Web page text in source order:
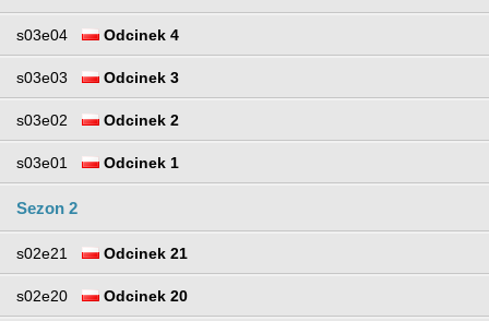
s03e04 Odcinek 4
s03e03 Odcinek 3
s03e02 Odcinek 2
s03e01 Odcinek 1
Sezon 2
s02e21 Odcinek 21
s02e20 Odcinek 20